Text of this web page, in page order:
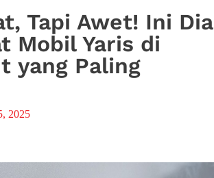
Tapi Awet! Ini Dia
Mobil Yaris di
yang Paling
2025